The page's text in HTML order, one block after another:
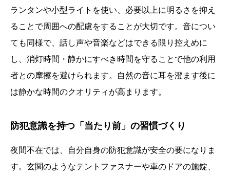
ランタンや小型ライトを使い、必要以上に明るさを抑え
ることで周囲への配慮をすることが大切です。音につい
ても同様で、話し声や音楽などはできる限り控えめに
し、消灯時間・静かにすべき時間を守ることで他の利用
者との摩擦を避けられます。自然の音に耳を澄ます後に
は静かな時間のクオリティが高まります。
防犯意識を持つ「当たり前」の習慣づくり
夜間不在では、自分自身の防犯意識が安全の要になりま
す。玄関のようなテントファスナーや車のドアの施錠、